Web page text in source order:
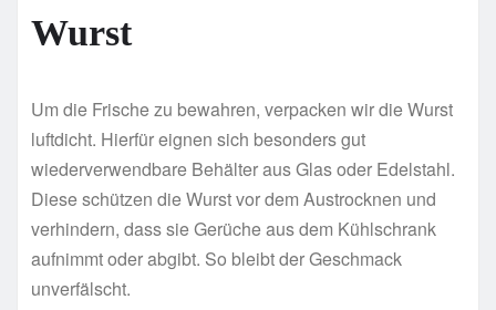
Wurst
Um die Frische zu bewahren, verpacken wir die Wurst
luftdicht. Hierfür eignen sich besonders gut
wiederverwendbare Behälter aus Glas oder Edelstahl.
Diese schützen die Wurst vor dem Austrocknen und
verhindern, dass sie Gerüche aus dem Kühlschrank
aufnimmt oder abgibt. So bleibt der Geschmack
unverfälscht.